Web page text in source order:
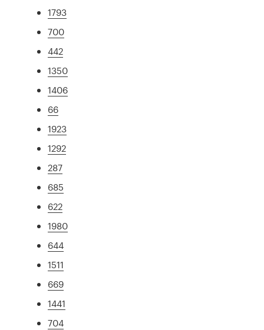
1793
700
442
1350
1406
66
1923
1292
287
685
622
1980
644
1511
669
1441
704